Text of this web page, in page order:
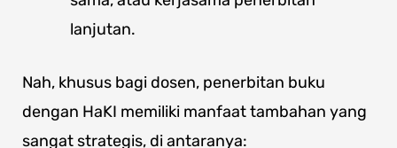
lanjutan.
Nah, khusus bagi dosen, penerbitan buku
dengan HaKI memiliki manfaat tambahan yang
sangat strategis, di antaranya: